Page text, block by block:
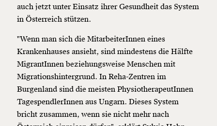
1/3
auch jetzt unter Einsatz ihrer Gesundheit das System
in Österreich stützen.
"Wenn man sich die MitarbeiterInnen eines
Krankenhauses ansieht, sind mindestens die Hälfte
MigrantInnen beziehungsweise Menschen mit
Migrationshintergrund. In Reha-Zentren im
Burgenland sind die meisten PhysiotherapeutInnen
TagespendlerInnen aus Ungarn. Dieses System
bricht zusammen, wenn sie nicht mehr nach